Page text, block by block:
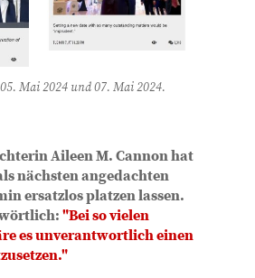
05. Mai 2024 und 07. Mai 2024.
Aileen M. Cannon hat
nächsten angedachten
ersatzlos platzen lassen.
"Bei so vielen
es unverantwortlich einen